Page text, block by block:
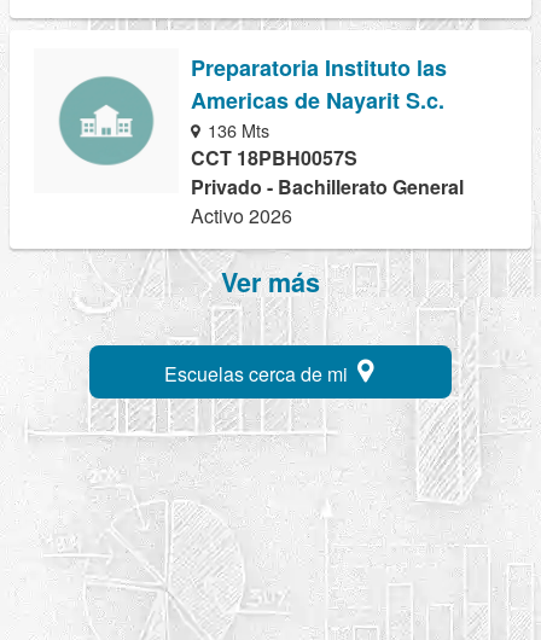
Preparatoria Instituto las
Americas de Nayarit S.c.
136 Mts
CCT 18PBH0057S
Privado - Bachillerato General
Activo 2026
Ver más
Escuelas cerca de mi